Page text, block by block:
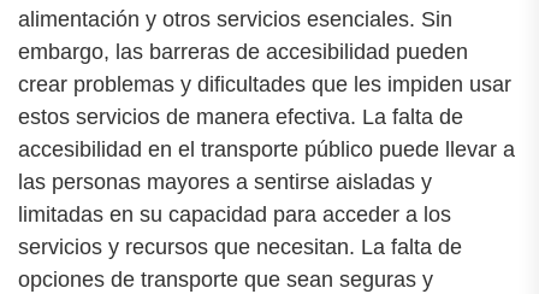
alimentación y otros servicios esenciales. Sin
embargo, las barreras de accesibilidad pueden
crear problemas y dificultades que les impiden usar
estos servicios de manera efectiva. La falta de
accesibilidad en el transporte público puede llevar a
las personas mayores a sentirse aisladas y
limitadas en su capacidad para acceder a los
servicios y recursos que necesitan. La falta de
opciones de transporte que sean seguras y